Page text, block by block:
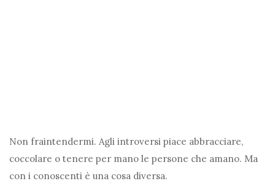
Non fraintendermi. Agli introversi piace abbracciare,
coccolare o tenere per mano le persone che amano. Ma
con i conoscenti è una cosa diversa.